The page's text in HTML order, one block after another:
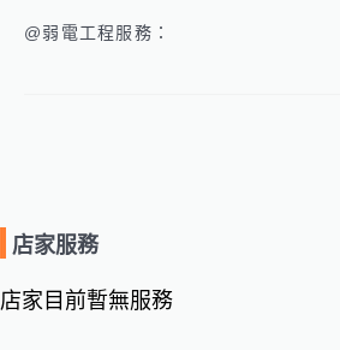
@弱電工程服務：
# 門禁-讀卡機、電鎖、開門鈕安裝/維修
店家服務
店家目前暫無服務